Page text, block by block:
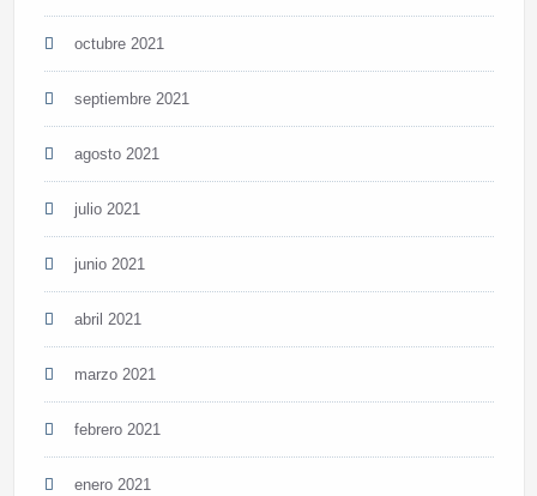
octubre 2021
septiembre 2021
agosto 2021
julio 2021
junio 2021
abril 2021
marzo 2021
febrero 2021
enero 2021